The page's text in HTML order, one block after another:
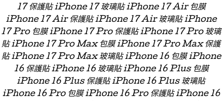
17 保護貼 iPhone 17 玻璃貼 iPhone 17 Air 包膜
iPhone 17 Air 保護貼 iPhone 17 Air 玻璃貼 iPhone
17 Pro 包膜 iPhone 17 Pro 保護貼 iPhone 17 Pro 玻璃
貼 iPhone 17 Pro Max 包膜 iPhone 17 Pro Max 保護
貼 iPhone 17 Pro Max 玻璃貼 iPhone 16 包膜 iPhone
16 保護貼 iPhone 16 玻璃貼 iPhone 16 Plus 包膜
iPhone 16 Plus 保護貼 iPhone 16 Plus 玻璃貼
iPhone 16 Pro 包膜 iPhone 16 Pro 保護貼 iPhone 16